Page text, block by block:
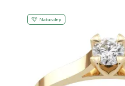
Naturalny